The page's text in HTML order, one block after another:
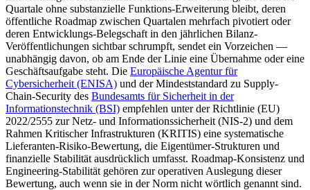
Quartale ohne substanzielle Funktions-Erweiterung bleibt, deren
öffentliche Roadmap zwischen Quartalen mehrfach pivotiert oder
deren Entwicklungs-Belegschaft in den jährlichen Bilanz-
Veröffentlichungen sichtbar schrumpft, sendet ein Vorzeichen —
unabhängig davon, ob am Ende der Linie eine Übernahme oder eine
Geschäftsaufgabe steht. Die Europäische Agentur für
Cybersicherheit (ENISA) und der Mindeststandard zu Supply-
Chain-Security des Bundesamts für Sicherheit in der
Informationstechnik (BSI) empfehlen unter der Richtlinie (EU)
2022/2555 zur Netz- und Informationssicherheit (NIS-2) und dem
Rahmen Kritischer Infrastrukturen (KRITIS) eine systematische
Lieferanten-Risiko-Bewertung, die Eigentümer-Strukturen und
finanzielle Stabilität ausdrücklich umfasst. Roadmap-Konsistenz und
Engineering-Stabilität gehören zur operativen Auslegung dieser
Bewertung, auch wenn sie in der Norm nicht wörtlich genannt sind.